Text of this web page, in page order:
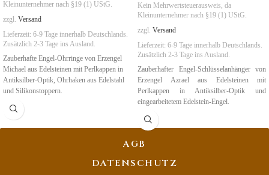
Kleinunternehmer nach §19 (1) UStG.
zzgl. Versand
Lieferzeit: 6-9 Tage innerhalb Deutschlands.
Zusätzlich 2-3 Tage ins Ausland.
Zauberhafte Engel-Ohrringe von Erzengel
Michael aus Edelsteinen mit Perlkappen in
Antiksilber-Optik, Ohrhaken aus Edelstahl
und Silikonstoppern.
Symbolik
Kein Mehrwertsteuerausweis, da
Kleinunternehmer nach §19 (1) UStG.
zzgl. Versand
Lieferzeit: 6-9 Tage innerhalb Deutschlands.
Zusätzlich 2-3 Tage ins Ausland.
Zauberhafter Engel-Schlüsselanhänger von
Erzengel Azrael aus Edelsteinen mit
Perlkappen in Antiksilber-Optik und
eingearbeitetem Edelstein-Engel.
Symbolik
AGB
DATENSCHUTZ